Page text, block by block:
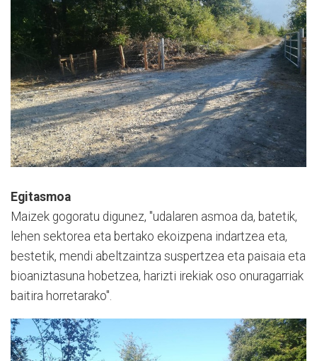
Egitasmoa
Maizek gogoratu digunez, "udalaren asmoa da, batetik,
lehen sektorea eta bertako ekoizpena indartzea eta,
bestetik, mendi abeltzaintza suspertzea eta paisaia eta
bioaniztasuna hobetzea, harizti irekiak oso onuragarriak
baitira horretarako".